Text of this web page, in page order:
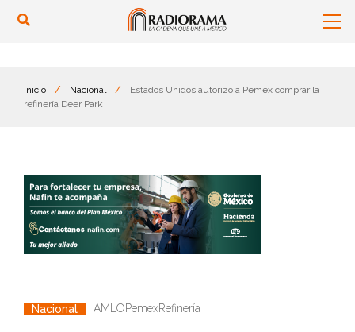
Inicio / Nacional /
Estados Unidos autorizó a Pemex comprar la
refinería Deer Park
Nacional AMLOPemexRefinería